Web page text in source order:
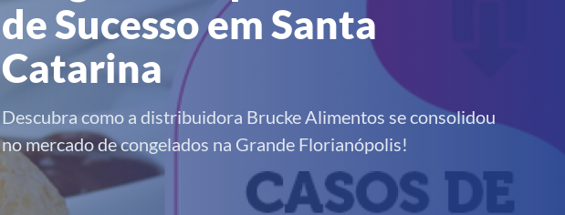
de Sucesso em Santa
Catarina
Descubra como a distribuidora Brucke Alimentos se consolidou
no mercado de congelados na Grande Florianópolis!